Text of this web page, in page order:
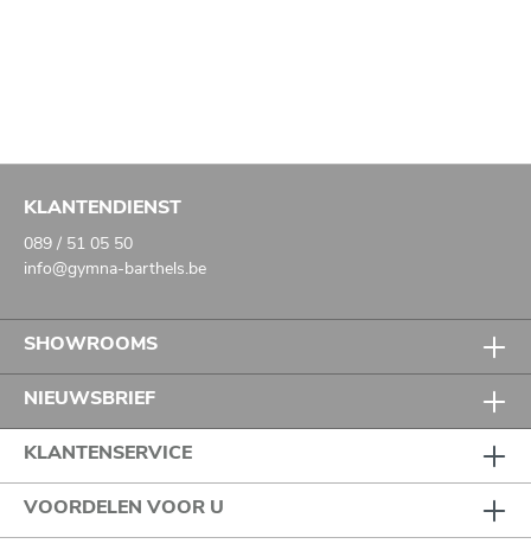
KLANTENDIENST
089 / 51 05 50
info@gymna-barthels.be
SHOWROOMS
NIEUWSBRIEF
KLANTENSERVICE
VOORDELEN VOOR U